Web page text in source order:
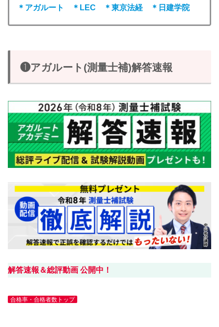
＊アガルート ＊LEC ＊東京法経 ＊日建学院
❶アガルート(測量士補)解答速報
解答速報＆総評動画 公開中！
合格率・合格者数トップ